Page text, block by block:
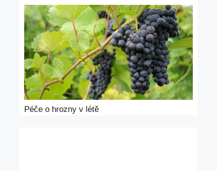
Péče o hrozny v létě